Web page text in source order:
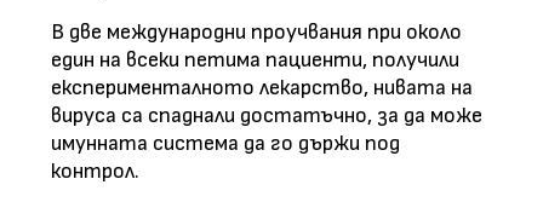
В две международни проучвания при около
един на всеки петима пациенти, получили
експерименталното лекарство, нивата на
вируса са спаднали достатъчно, за да може
имунната система да го държи под
контрол.